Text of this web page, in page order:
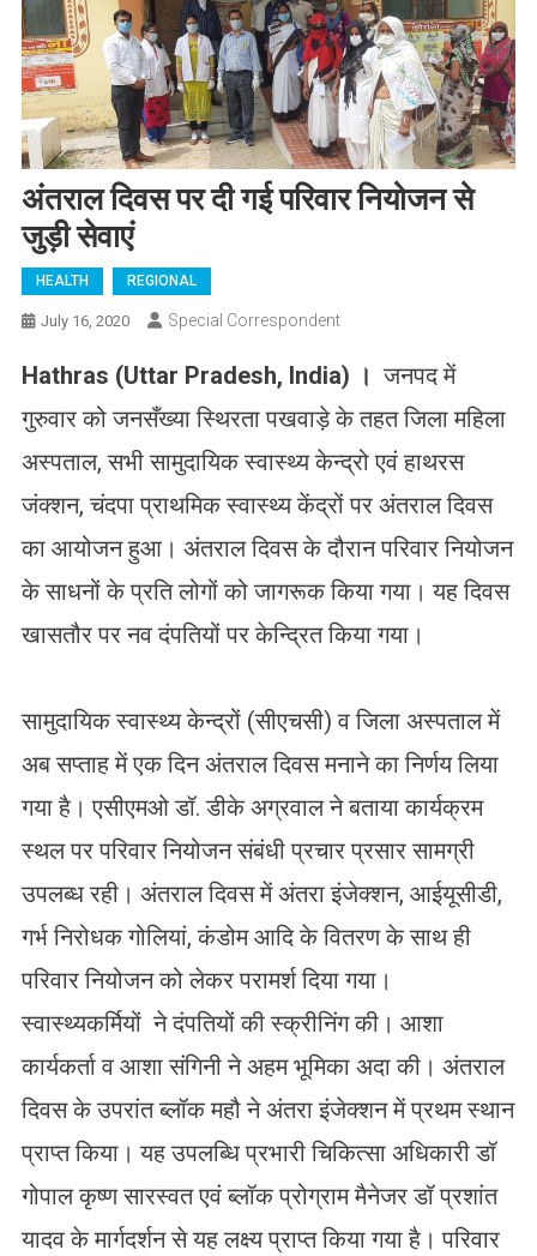
अंतराल दिवस पर दी गई परिवार नियोजन से
जुड़ी सेवाएं
HEALTH REGIONAL
July 16, 2020 Special Correspondent
Hathras (Uttar Pradesh, India) । जनपद में
गुरुवार को जनसँख्या स्थिरता पखवाड़े के तहत जिला महिला
अस्पताल, सभी सामुदायिक स्वास्थ्य केन्द्रो एवं हाथरस
जंक्शन, चंदपा प्राथमिक स्वास्थ्य केंद्रों पर अंतराल दिवस
का आयोजन हुआ। अंतराल दिवस के दौरान परिवार नियोजन
के साधनों के प्रति लोगों को जागरूक किया गया। यह दिवस
खासतौर पर नव दंपतियों पर केन्द्रित किया गया।
सामुदायिक स्वास्थ्य केन्द्रों (सीएचसी) व जिला अस्पताल में
अब सप्ताह में एक दिन अंतराल दिवस मनाने का निर्णय लिया
गया है। एसीएमओ डॉ. डीके अग्रवाल ने बताया कार्यक्रम
स्थल पर परिवार नियोजन संबंधी प्रचार प्रसार सामग्री
उपलब्ध रही। अंतराल दिवस में अंतरा इंजेक्शन, आईयूसीडी,
गर्भ निरोधक गोलियां, कंडोम आदि के वितरण के साथ ही
परिवार नियोजन को लेकर परामर्श दिया गया।
स्वास्थ्यकर्मियों ने दंपतियों की स्क्रीनिंग की। आशा
कार्यकर्ता व आशा संगिनी ने अहम भूमिका अदा की। अंतराल
दिवस के उपरांत ब्लॉक महौ ने अंतरा इंजेक्शन में प्रथम स्थान
प्राप्त किया। यह उपलब्धि प्रभारी चिकित्सा अधिकारी डॉ
गोपाल कृष्ण सारस्वत एवं ब्लॉक प्रोग्राम मैनेजर डॉ प्रशांत
यादव के मार्गदर्शन से यह लक्ष्य प्राप्त किया गया है। परिवार